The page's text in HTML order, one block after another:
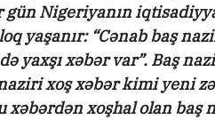
Nigeriyanın
yaşanır: “Cənab baş
yaxşı xəbər var”. Baş
xoş xəbər kimi yeni
xoşhal olan baş